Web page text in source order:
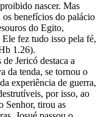
nascer. Mas
os benefícios do palácio
do Egito,
fez tudo isso pela fé,
1.26).
Jericó destaca a
da tenda, se tornou o
experiência de guerra,
por isso, ao
Senhor, tirou as